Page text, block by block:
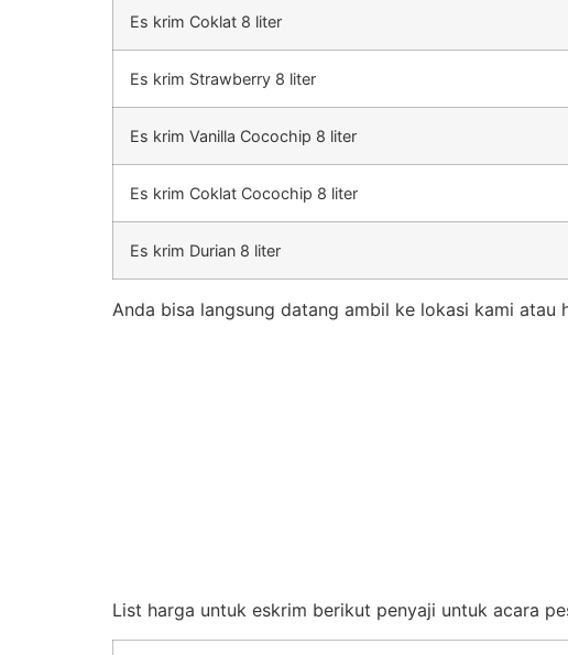
Es krim Coklat 8 liter
Es krim Strawberry 8 liter
Es krim Vanilla Cocochip 8 liter
Es krim Coklat Cocochip 8 liter
Es krim Durian 8 liter
Anda bisa langsung datang ambil ke lokasi kami atau
List harga untuk eskrim berikut penyaji untuk acara